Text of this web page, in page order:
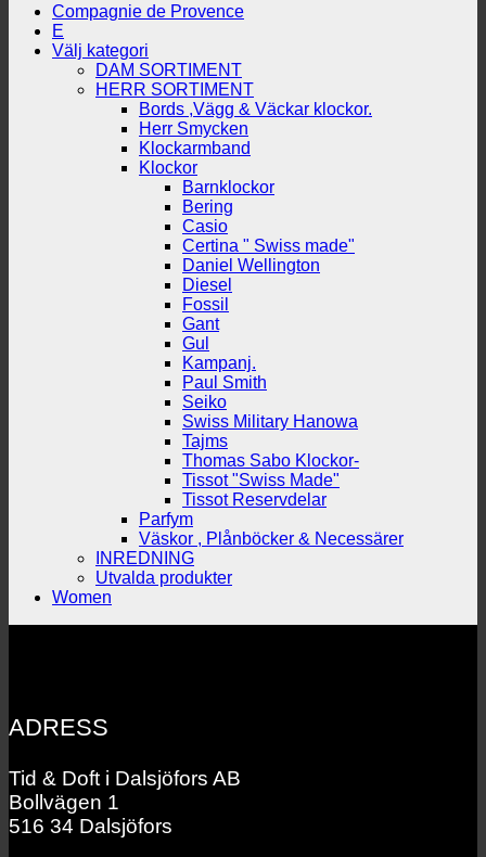
Compagnie de Provence
E
Välj kategori
DAM SORTIMENT
HERR SORTIMENT
Bords ,Vägg & Väckar klockor.
Herr Smycken
Klockarmband
Klockor
Barnklockor
Bering
Casio
Certina " Swiss made"
Daniel Wellington
Diesel
Fossil
Gant
Gul
Kampanj.
Paul Smith
Seiko
Swiss Military Hanowa
Tajms
Thomas Sabo Klockor-
Tissot "Swiss Made"
Tissot Reservdelar
Parfym
Väskor , Plånböcker & Necessärer
INREDNING
Utvalda produkter
Women
ADRESS
Tid & Doft i Dalsjöfors AB
Bollvägen 1
516 34 Dalsjöfors